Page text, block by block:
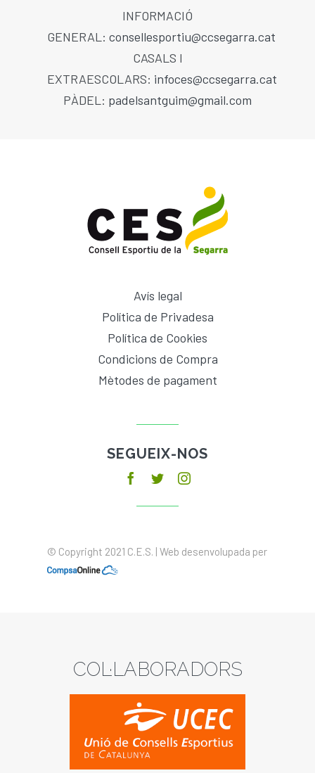
INFORMACIÓ
GENERAL:consellesportiu@ccsegarra.cat
CASALS I
EXTRAESCOLARS: infoces@ccsegarra.cat
PÀDEL: padelsantguim@gmail.com
Avís legal
Política de Privadesa
Política de Cookies
Condicions de Compra
Mètodes de pagament
SEGUEIX-NOS
© Copyright 2021 C.E.S. | Web desenvolupada per
COL·LABORADORS